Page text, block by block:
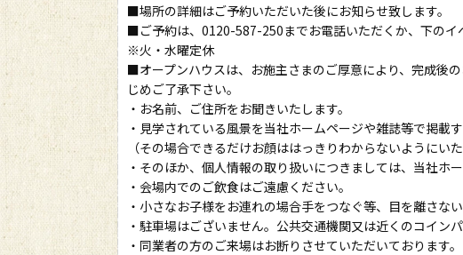
■場所の詳細はご予約いただいた後にお知らせ致します。
■ご予約は、0120-587-250までお電話いただくか、下のイ
※火・水曜定休
■オープンハウスは、お施主さまのご厚意により、完成後
じめご了承下さい。
・お名前、ご住所をお聞きいたします。
・見学されている風景を当社ホームページや雑誌等で掲載
（その場合できるだけお顔ははっきりわからないようにいた
・そのほか、個人情報の取り扱いにつきましては、当社ホ
・会場内でのご飲食はご遠慮ください。
・小さなお子様をお連れの場合手をつなぐ等、目を離さな
・駐車場はございません。公共交通機関又は近くのコイン
・同業者の方のご来場はお断りさせていただいております。